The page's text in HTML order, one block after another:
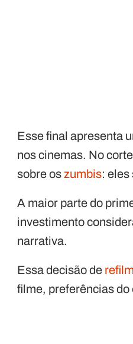
Esse final apresenta
nos cinemas. No
sobre os zumbis: eles
A maior parte do
investimento
narrativa.
Essa decisão de
filme, preferências do